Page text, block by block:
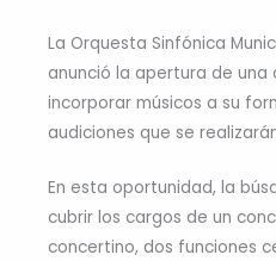
La Orquesta Sinfónica
anunció la apertura de
incorporar músicos a su
audiciones que se
En esta oportunidad, la
cubrir los cargos de un
concertino, dos funciones